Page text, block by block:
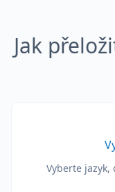
Jak
Vyberte